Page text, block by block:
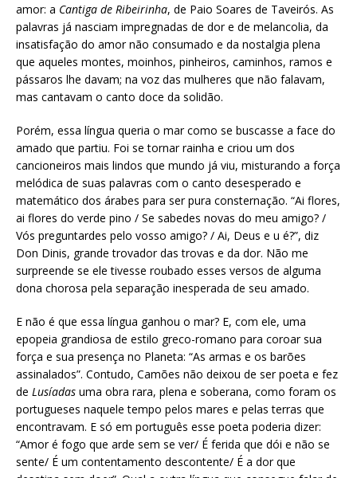
amor: a Cantiga de Ribeirinha, de Paio Soares de Taveirós. As
palavras já nasciam impregnadas de dor e de melancolia, da
insatisfação do amor não consumado e da nostalgia plena
que aqueles montes, moinhos, pinheiros, caminhos, ramos e
pássaros lhe davam; na voz das mulheres que não falavam,
mas cantavam o canto doce da solidão.
Porém, essa língua queria o mar como se buscasse a face do
amado que partiu. Foi se tornar rainha e criou um dos
cancioneiros mais lindos que mundo já viu, misturando a força
melódica de suas palavras com o canto desesperado e
matemático dos árabes para ser pura consternação. “Ai flores,
ai flores do verde pino / Se sabedes novas do meu amigo? /
Vós preguntardes pelo vosso amigo? / Ai, Deus e u é?”, diz
Don Dinis, grande trovador das trovas e da dor. Não me
surpreende se ele tivesse roubado esses versos de alguma
dona chorosa pela separação inesperada de seu amado.
E não é que essa língua ganhou o mar? E, com ele, uma
epopeia grandiosa de estilo greco-romano para coroar sua
força e sua presença no Planeta: “As armas e os barões
assinalados”. Contudo, Camões não deixou de ser poeta e fez
de Lusíadas uma obra rara, plena e soberana, como foram os
portugueses naquele tempo pelos mares e pelas terras que
encontravam. E só em português esse poeta poderia dizer:
“Amor é fogo que arde sem se ver/ É ferida que dói e não se
sente/ É um contentamento descontente/ É a dor que